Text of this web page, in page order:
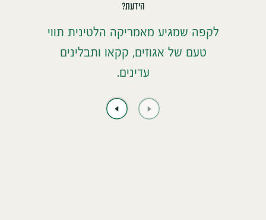
הידעת?
לקפה שמגיע מאמריקה הלטינית תווי
טעם של אגוזים, קקאו ותבלינים
עדינים.